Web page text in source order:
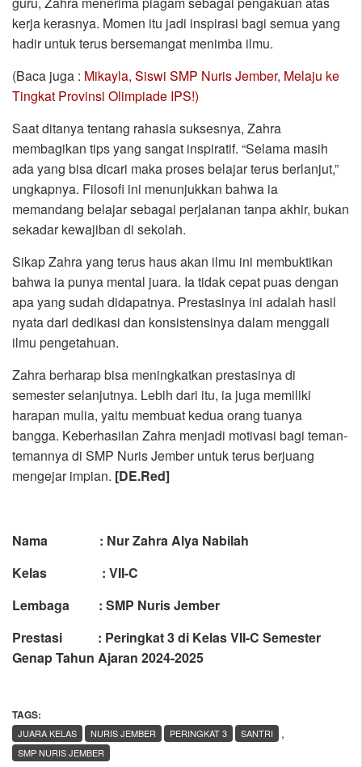
kerja kerasnya. Momen itu jadi inspirasi bagi semua yang
hadir untuk terus bersemangat menimba ilmu.
(Baca juga : Mikayla, Siswi SMP Nuris Jember, Melaju ke
Tingkat Provinsi Olimpiade IPS!)
Saat ditanya tentang rahasia suksesnya, Zahra
membagikan tips yang sangat inspiratif. “Selama masih
ada yang bisa dicari maka proses belajar terus berlanjut,”
ungkapnya. Filosofi ini menunjukkan bahwa ia
memandang belajar sebagai perjalanan tanpa akhir, bukan
sekadar kewajiban di sekolah.
Sikap Zahra yang terus haus akan ilmu ini membuktikan
bahwa ia punya mental juara. Ia tidak cepat puas dengan
apa yang sudah didapatnya. Prestasinya ini adalah hasil
nyata dari dedikasi dan konsistensinya dalam menggali
ilmu pengetahuan.
Zahra berharap bisa meningkatkan prestasinya di
semester selanjutnya. Lebih dari itu, ia juga memiliki
harapan mulia, yaitu membuat kedua orang tuanya
bangga. Keberhasilan Zahra menjadi motivasi bagi teman-
temannya di SMP Nuris Jember untuk terus berjuang
mengejar impian. [DE.Red]
Nama : Nur Zahra Alya Nabilah
Kelas : VII-C
Lembaga : SMP Nuris Jember
Prestasi : Peringkat 3 di Kelas VII-C Semester
Genap Tahun Ajaran 2024-2025
TAGS:
,
JUARA KELAS NURIS JEMBER PERINGKAT 3
SANTRI
SMP NURIS JEMBER